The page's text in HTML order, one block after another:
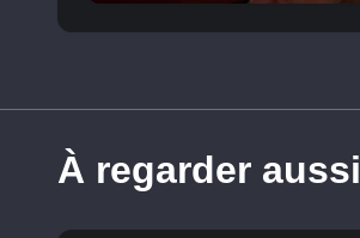
À regarder aussi